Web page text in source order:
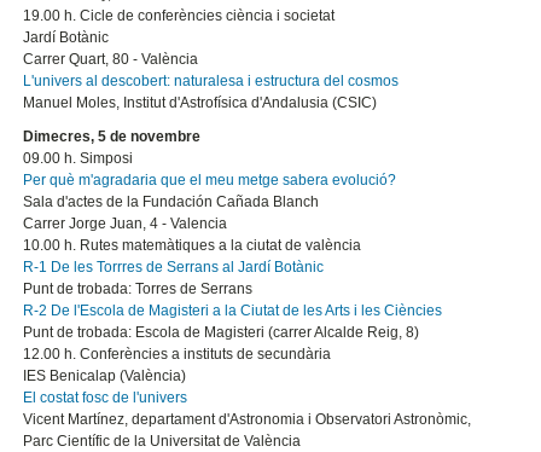
19.00 h. Cicle de conferències ciència i societat
Jardí Botànic
Carrer Quart, 80 - València
L'univers al descobert: naturalesa i estructura del cosmos
Manuel Moles, Institut d'Astrofísica d'Andalusia (CSIC)
Dimecres, 5 de novembre
09.00 h. Simposi
Per què m'agradaria que el meu metge sabera evolució?
Sala d'actes de la Fundación Cañada Blanch
Carrer Jorge Juan, 4 - Valencia
10.00 h. Rutes matemàtiques a la ciutat de valència
R-1 De les Torrres de Serrans al Jardí Botànic
Punt de trobada: Torres de Serrans
R-2 De l'Escola de Magisteri a la Ciutat de les Arts i les Ciències
Punt de trobada: Escola de Magisteri (carrer Alcalde Reig, 8)
12.00 h. Conferències a instituts de secundària
IES Benicalap (València)
El costat fosc de l'univers
Vicent Martínez, departament d'Astronomia i Observatori Astronòmic,
Parc Científic de la Universitat de València